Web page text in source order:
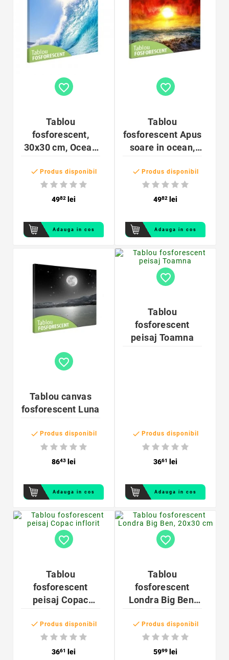
favorite_border
Tablou
fosforescent,
30x30 cm, Ocean
 Produs disponibil
4982 lei
Adauga in cos
favorite_border
Tablou
fosforescent Apus
soare in ocean,
 Produs disponibil
4982 lei
Adauga in cos
favorite_border
Tablou canvas
fosforescent Luna
 Produs disponibil
8643 lei
Adauga in cos
favorite_border
Tablou
fosforescent
peisaj Toamna
 Produs disponibil
3661 lei
Adauga in cos
favorite_border
Tablou
fosforescent
peisaj Copac
 Produs disponibil
3661 lei
favorite_border
Tablou
fosforescent
Londra Big Ben,
 Produs disponibil
5999 lei